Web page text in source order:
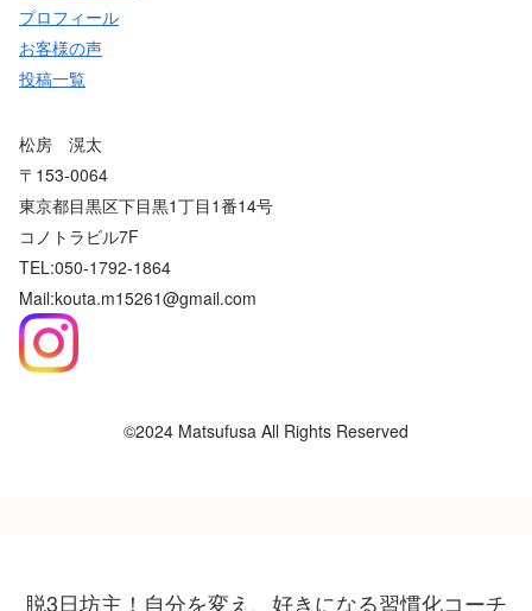
プロフィール
お客様の声
投稿一覧
松房 滉太
〒153-0064
東京都目黒区下目黒1丁目1番14号
コノトラビル7F
TEL:050-1792-1864
Mail:kouta.m15261@gmail.com
©2024 Matsufusa All Rights Reserved
脱3日坊主！自分を変え、好きになる習慣化コーチ